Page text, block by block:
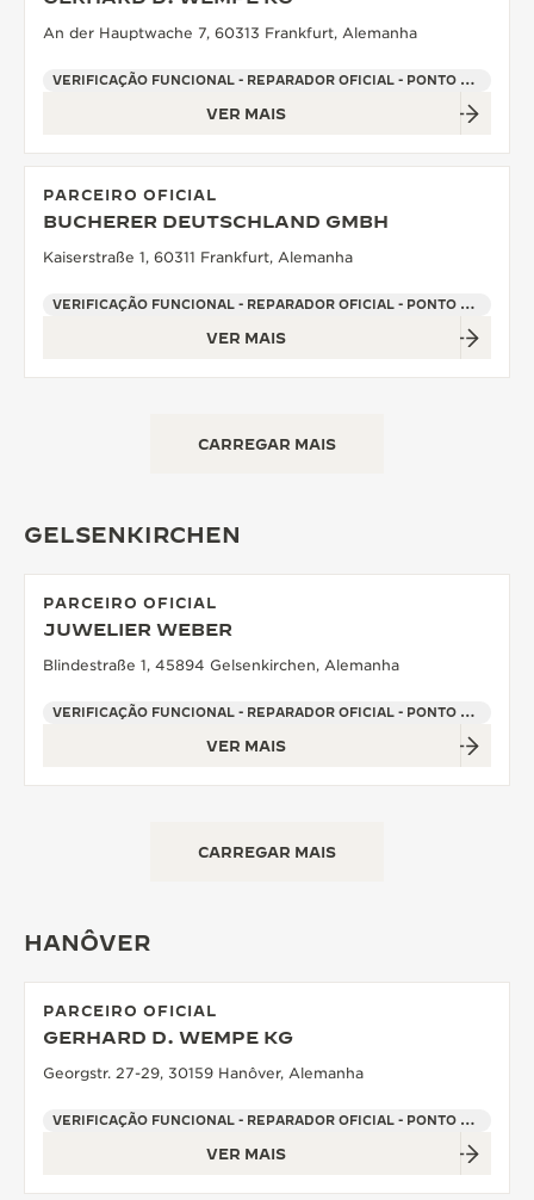
An der Hauptwache 7, 60313 Frankfurt, Alemanha
VERIFICAÇÃO FUNCIONAL - REPARADOR OFICIAL - PONTO DE VENDAS
VER MAIS
PARCEIRO OFICIAL
BUCHERER DEUTSCHLAND GMBH
Kaiserstraße 1, 60311 Frankfurt, Alemanha
VERIFICAÇÃO FUNCIONAL - REPARADOR OFICIAL - PONTO DE VENDAS
VER MAIS
CARREGAR MAIS
GELSENKIRCHEN
PARCEIRO OFICIAL
JUWELIER WEBER
Blindestraße 1, 45894 Gelsenkirchen, Alemanha
VERIFICAÇÃO FUNCIONAL - REPARADOR OFICIAL - PONTO DE VENDAS
VER MAIS
CARREGAR MAIS
HANÔVER
PARCEIRO OFICIAL
GERHARD D. WEMPE KG
Georgstr. 27-29, 30159 Hanôver, Alemanha
VERIFICAÇÃO FUNCIONAL - REPARADOR OFICIAL - PONTO DE VENDAS
VER MAIS